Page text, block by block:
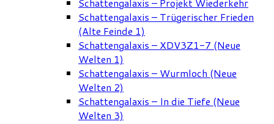
Schattengalaxis – Trügerischer Frieden
(Alte Feinde 1)
Schattengalaxis – XDV3Z1-7 (Neue
Welten 1)
Schattengalaxis – Wurmloch (Neue
Welten 2)
Schattengalaxis – In die Tiefe (Neue
Welten 3)